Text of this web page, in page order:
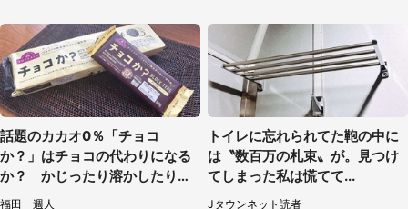
話題のカカオ0％「チョコ
か？」はチョコの代わりになる
か？ かじったり溶かしたりし
て食べてみた
福田 週人
トイレに忘れられてた鞄の中に
は〝数百万の札束〟が。見つけ
てしまった私は慌てて...
Jタウンネット読者